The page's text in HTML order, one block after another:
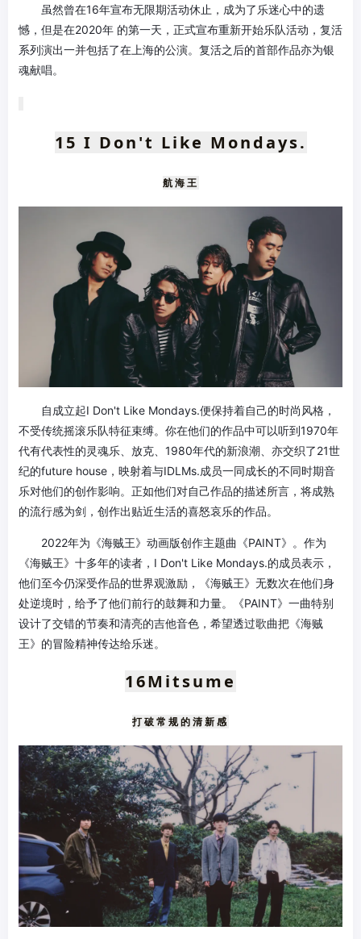
虽然曾在16年宣布无限期活动休止，成为了乐迷心中的遗
憾，但是在2020年 的第一天，正式宣布重新开始乐队活动，复活
系列演出一并包括了在上海的公演。复活之后的首部作品亦为银
魂献唱。
15 I Don't Like Mondays.
航海王
自成立起I Don't Like Mondays.便保持着自己的时尚风格，
不受传统摇滚乐队特征束缚。你在他们的作品中可以听到1970年
代有代表性的灵魂乐、放克、1980年代的新浪潮、亦交织了21世
纪的future house，映射着与IDLMs.成员一同成长的不同时期音
乐对他们的创作影响。正如他们对自己作品的描述所言，将成熟
的流行感为剑，创作出贴近生活的喜怒哀乐的作品。
2022年为《海贼王》动画版创作主题曲《PAINT》。作为
《海贼王》十多年的读者，I Don't Like Mondays.的成员表示，
他们至今仍深受作品的世界观激励，《海贼王》无数次在他们身
处逆境时，给予了他们前行的鼓舞和力量。《PAINT》一曲特别
设计了交错的节奏和清亮的吉他音色，希望透过歌曲把《海贼
王》的冒险精神传达给乐迷。
16Mitsume
打破常规的清新感